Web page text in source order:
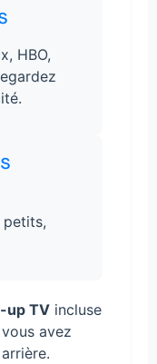
HBO,
up TV incluse
avez